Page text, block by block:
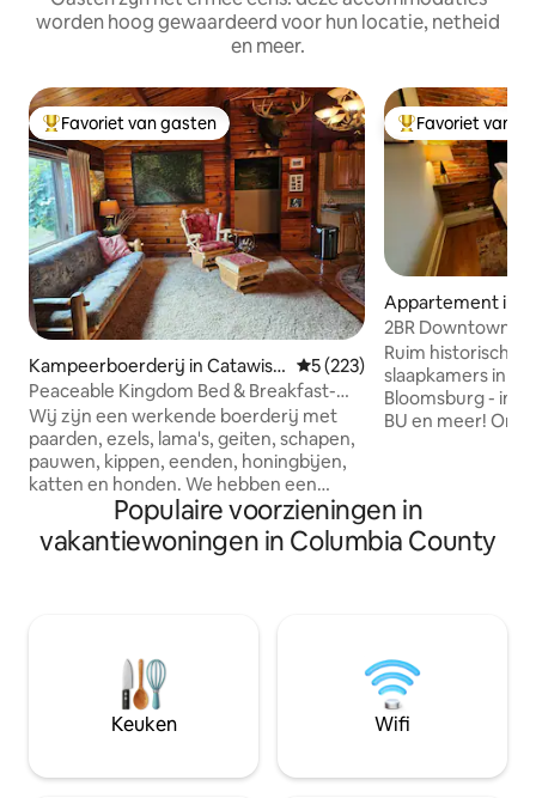
worden hoog gewaardeerd voor hun locatie, netheid
en meer.
Topfavoriet van gasten
Favoriet van gasten
Kampeerboerderij in Catawiss
a
Gemiddelde beoordeling
5 (223)
Peaceable Kingdom Bed & Breakfast-
boerderij, houten huisje
Wij zijn een werkende boerderij met
paarden, ezels, lama's, geiten, schapen,
pauwen, kippen, eenden, honingbijen,
katten en honden. We hebben een
parkeerplaats voor aanhangwagens.
Natuurpad door ons bos met een
beekje. Tourboerderij om de
Amusement Park, AOActivities Area,
Bloomsburg Fairgrounds en Bloomsburg
University, Weiser State Forest in de
buurt en reservoir voor kajakken. Er
nachten.
Topfavoriet van
Favoriet van
Appartement in
g
2BR Downtown
Verborgen
Ruim historisch
slaapkamers in
Bloomsburg - in
BU en meer!
luxe beddengoed
wilt misschien nooit
naar Bloomsburg
min), Geisinger
Ricketts Glen,
brouwerijen.
Populaire voorzieningen in
vakantiewoningen in Columbia County
Keuken Wifi